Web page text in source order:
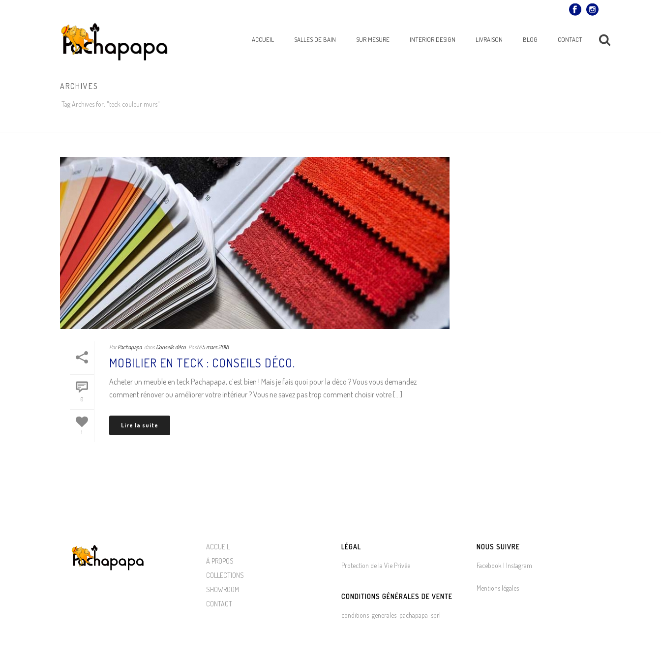
ACCUEIL SALLES DE BAIN SUR MESURE INTERIOR DESIGN LIVRAISON BLOG CONTACT
ARCHIVES
Tag Archives for: "teck couleur murs"
0
1
Par Pachapapa dans Conseils déco Posté5 mars 2018
MOBILIER EN TECK : CONSEILS DÉCO.
Acheter un meuble en teck Pachapapa, c’est bien ! Mais je fais quoi pour la déco ? Vous vous demandez
comment rénover ou améliorer votre intérieur ? Vous ne savez pas trop comment choisir votre [...]
Lire la suite
ACCUEIL
À PROPOS
COLLECTIONS
SHOWROOM
CONTACT
LÉGAL
Protection de la Vie Privée
CONDITIONS GÉNÉRALES DE VENTE
conditions-generales-pachapapa-sprl
NOUS SUIVRE
Facebook | Instagram
Mentions légales